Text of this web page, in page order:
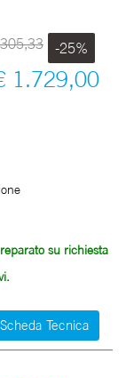
-25%
1.729,00
su richiesta
Tecnica